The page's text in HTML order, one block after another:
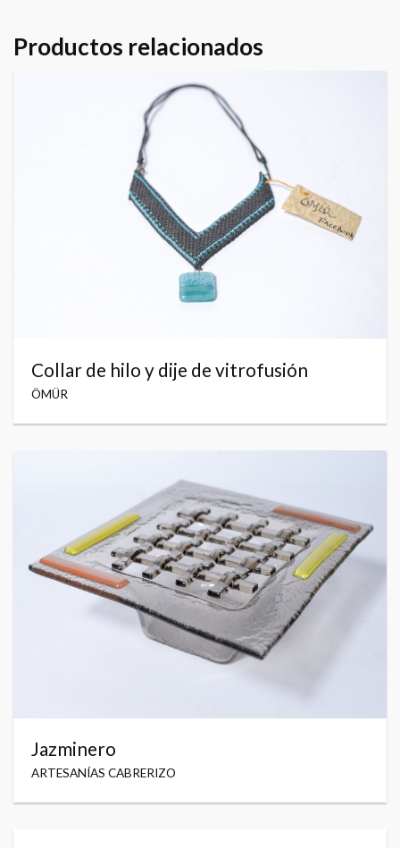
Productos relacionados
Collar de hilo y dije de vitrofusión
ÖMÜR
Jazminero
ARTESANÍAS CABRERIZO